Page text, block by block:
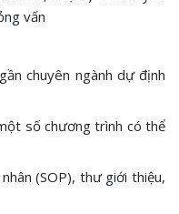
vấn
chuyên ngành dự định
số chương trình có thể
(SOP), thư giới thiệu,